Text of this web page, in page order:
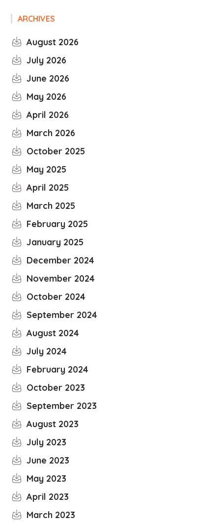
ARCHIVES
August 2026
July 2026
June 2026
May 2026
April 2026
March 2026
October 2025
May 2025
April 2025
March 2025
February 2025
January 2025
December 2024
November 2024
October 2024
September 2024
August 2024
July 2024
February 2024
October 2023
September 2023
August 2023
July 2023
June 2023
May 2023
April 2023
March 2023